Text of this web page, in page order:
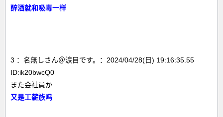
醉酒就和吸毒一样
3 ：名無しさん＠涙目です。：2024/04/28(日) 19:16:35.55
ID:ik20bwcQ0
また会社員か
又是工薪族吗